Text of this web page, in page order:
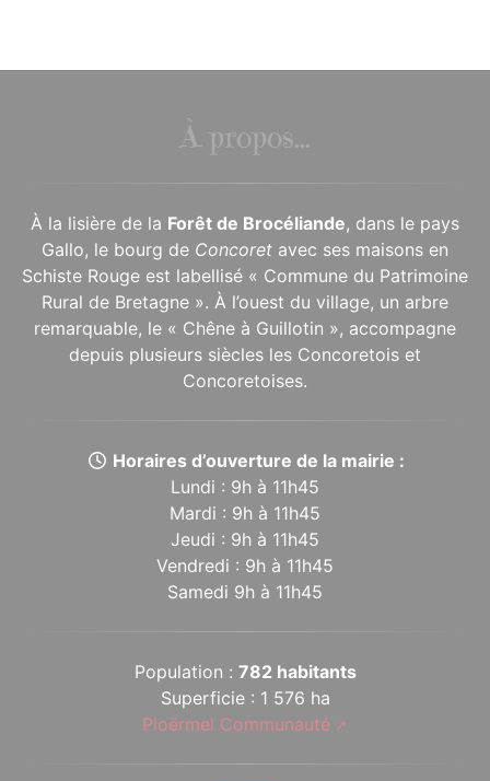
À propos...
À la lisière de la Forêt de Brocéliande, dans le pays
Gallo, le bourg de Concoret avec ses maisons en
Schiste Rouge est labellisé « Commune du Patrimoine
Rural de Bretagne ». À l’ouest du village, un arbre
remarquable, le « Chêne à Guillotin », accompagne
depuis plusieurs siècles les Concoretois et
Concoretoises.
Horaires d’ouverture de la mairie :
Lundi : 9h à 11h45
Mardi : 9h à 11h45
Jeudi : 9h à 11h45
Vendredi : 9h à 11h45
Samedi 9h à 11h45
Population : 782 habitants
Superficie : 1 576 ha
Ploërmel Communauté